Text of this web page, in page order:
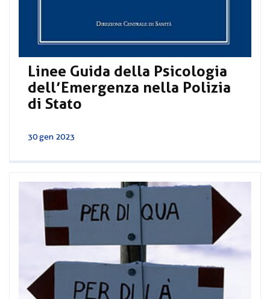
Linee Guida della Psicologia
dell’Emergenza nella Polizia
di Stato
30 gen 2023